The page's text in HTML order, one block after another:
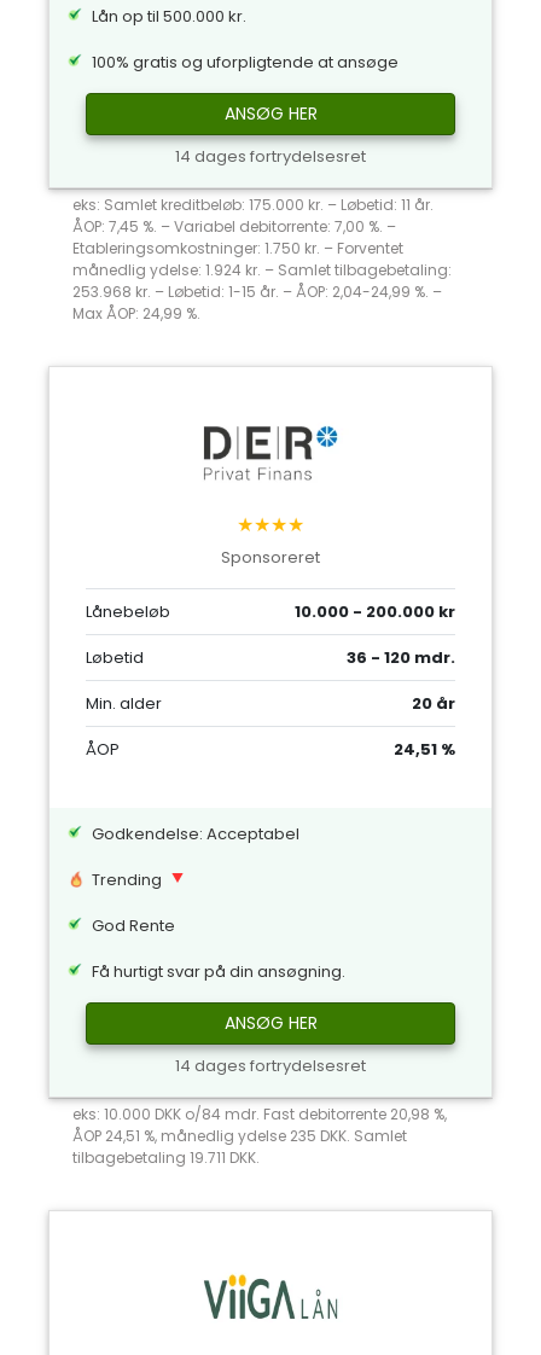
Lån op til 500.000 kr.
100% gratis og uforpligtende at ansøge
ANSØG HER
14 dages fortrydelsesret
eks: Samlet kreditbeløb: 175.000 kr. – Løbetid: 11 år.
ÅOP: 7,45 %. – Variabel debitorrente: 7,00 %. –
Etableringsomkostninger: 1.750 kr. – Forventet
månedlig ydelse: 1.924 kr. – Samlet tilbagebetaling:
253.968 kr. – Løbetid: 1-15 år. – ÅOP: 2,04-24,99 %. –
Max ÅOP: 24,99 %.
★★★★
Sponsoreret
Lånebeløb
10.000 - 200.000 kr
Løbetid
36 - 120 mdr.
Min. alder
20 år
ÅOP
24,51 %
Godkendelse: Acceptabel
Trending
God Rente
Få hurtigt svar på din ansøgning.
ANSØG HER
14 dages fortrydelsesret
eks: 10.000 DKK o/84 mdr. Fast debitorrente 20,98 %,
ÅOP 24,51 %, månedlig ydelse 235 DKK. Samlet
tilbagebetaling 19.711 DKK.